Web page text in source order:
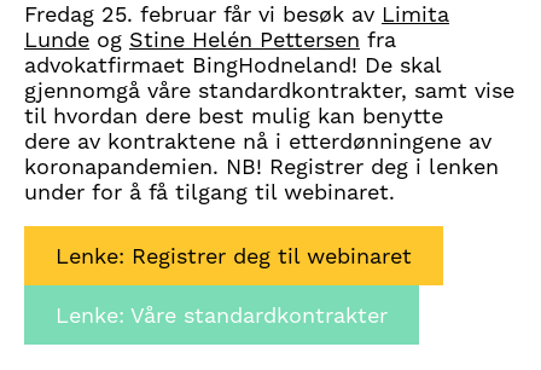
Fredag 25. februar får vi besøk av Limita
Lunde og Stine Helén Pettersen fra
advokatfirmaet BingHodneland! De skal
gjennomgå våre standardkontrakter, samt vise
til hvordan dere best mulig kan benytte
dere av kontraktene nå i etterdønningene av
koronapandemien. NB! Registrer deg i lenken
under for å få tilgang til webinaret.
Lenke: Registrer deg til webinaret
Lenke: Våre standardkontrakter